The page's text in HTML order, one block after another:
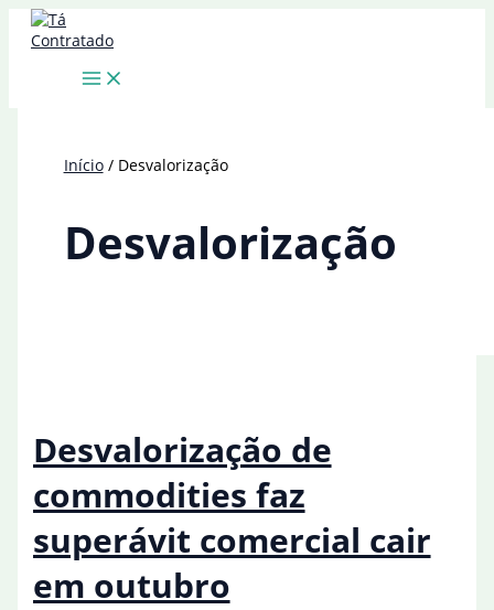
para
Início Desvalorização
Desvalorização
Desvalorização de
commodities faz
superávit comercial cair
em outubro